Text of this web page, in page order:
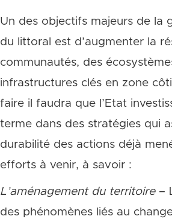
Un des objectifs majeurs de la
du littoral est d’augmenter la
communautés, des
infrastructures clés en zone
faire il faudra que l’Etat
terme dans des stratégies qui
durabilité des actions déjà
efforts à venir, à savoir :
L’aménagement du territoire–
des phénomènes liés au